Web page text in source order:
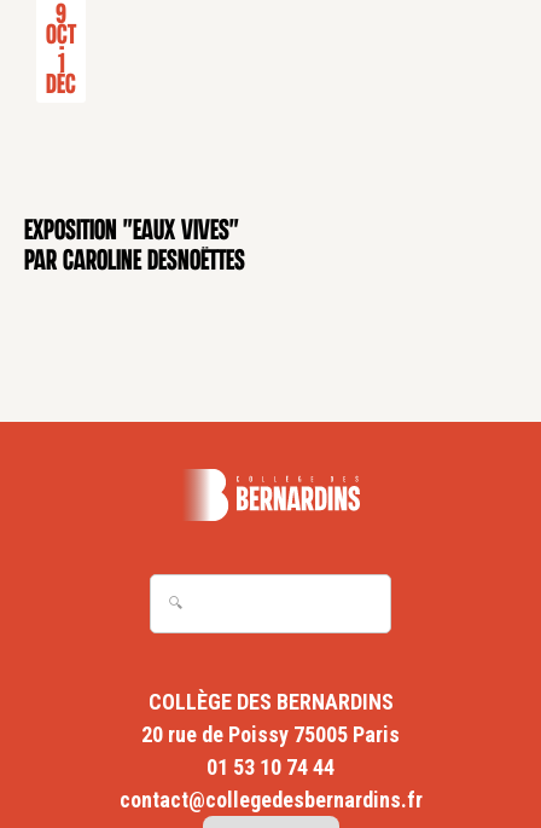
EXPOSITION
9
Oct
-
1
Déc
Exposition "Eaux Vives"
par Caroline Desnoëttes
COLLÈGE DES BERNARDINS
20 rue de Poissy 75005 Paris
01 53 10 74 44
contact@collegedesbernardins.fr